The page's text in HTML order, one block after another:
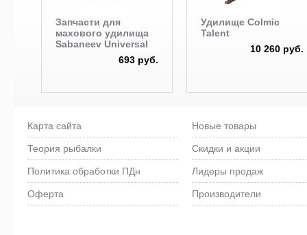
Запчасти для
махового удилища
Sabaneev Universal
693 руб.
Удилище Colmic
Talent
10 260 руб.
Карта сайта
Теория рыбалки
Политика обработки ПДн
Оферта
Новые товары
Скидки и акции
Лидеры продаж
Производители